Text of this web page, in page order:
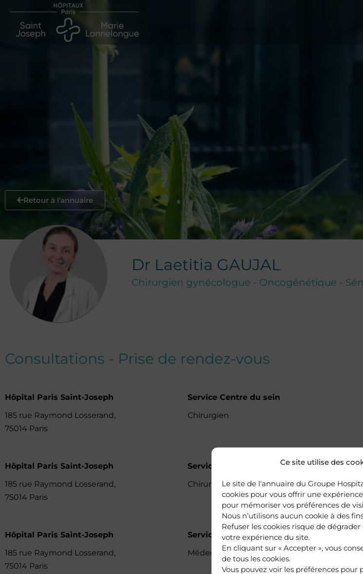
Ce site utilise des
Le site de l'annuaire du Groupe
cookies pour vous offrir une
pour mémoriser vos préférences de
Nous n’utilisons aucun cookie à des
Refuser les cookies risque de
votre expérience du site.
En cliquant sur « Accepter », vous
de tous les cookies.
Vous pouvez voir les préférences pour
Retour à l'annuaire
Dr Laetitia GAUJAL
Chirurgien gynécologue - Oncogénétique -
Consultations - Prise de rendez-vous
Hôpital Paris Saint-Joseph
185 rue Raymond Losserand,
75014 Paris
Service Centre du sein
Chirurgien
Hôpital Paris Saint-Joseph
185 rue Raymond Losserand,
75014 Paris
Service Chirurgie gynécologique
Chirurgien
Hôpital Paris Saint-Joseph
185 rue Raymond Losserand,
75014 Paris
Service Oncologie
Médecin